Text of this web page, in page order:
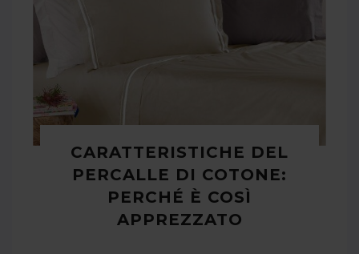
CARATTERISTICHE DEL
PERCALLE DI COTONE:
PERCHÉ È COSÌ
APPREZZATO